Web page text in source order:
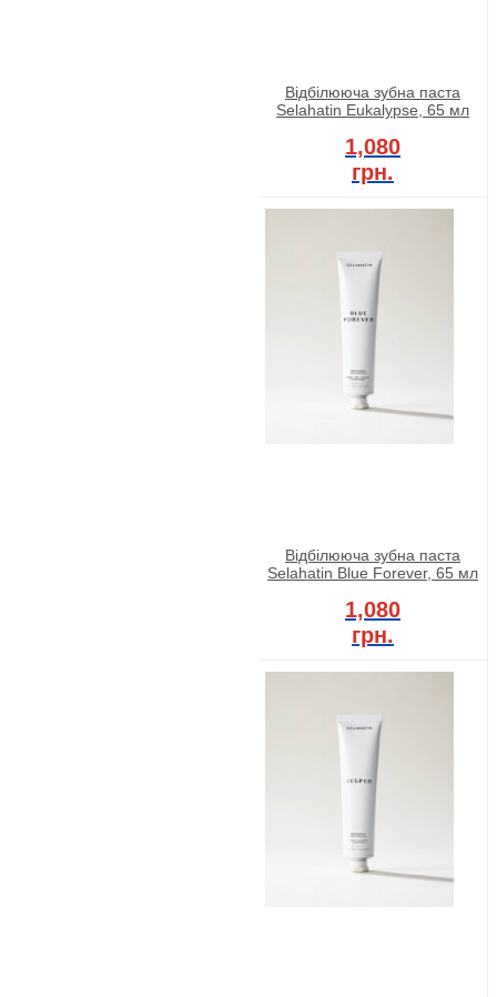
Відбілююча зубна паста
Selahatin Eukalypse, 65 мл
1,080
грн.
Відбілююча зубна паста
Selahatin Blue Forever, 65 мл
1,080
грн.